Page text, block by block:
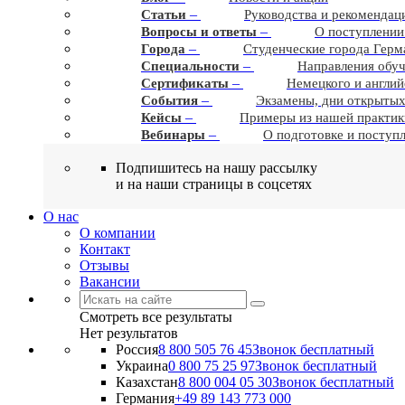
Статьи –
Руководства и
Вопросы и ответы –
О
Города –
Студенческие города
Cпециальности –
Направления
Сертификаты –
Немецкого и
События –
Экзамены, дни
Кейсы –
Примеры из нашей
Вебинары – О подготовке и
Подпишитесь на нашу рассылку
и на наши страницы в соцсетях
О нас
О компании
Контакт
Отзывы
Вакансии
Смотреть все результаты
Нет результатов
Россия8 800 505 76 45Звонок бесплатный
Украина0 800 75 25 97Звонок бесплатный
Казахстан8 800 004 05 30Звонок бесплатный
Германия+49 89 143 773 000